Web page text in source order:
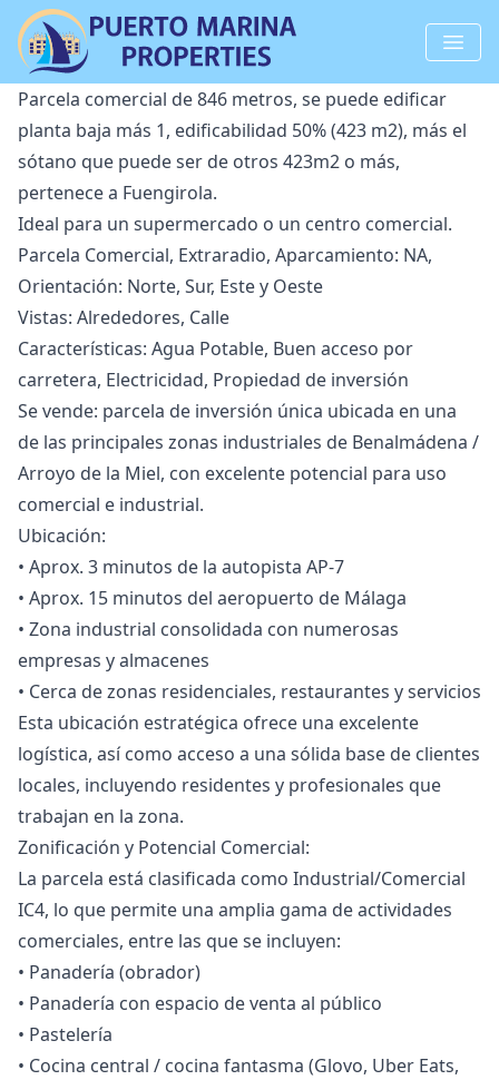
Parcela comercial de 846 metros, se puede edificar
planta baja más 1, edificabilidad 50% (423 m2), más el
sótano que puede ser de otros 423m2 o más,
pertenece a Fuengirola.
Ideal para un supermercado o un centro comercial.
Parcela Comercial, Extraradio, Aparcamiento: NA,
Orientación: Norte, Sur, Este y Oeste
Vistas: Alrededores, Calle
Características: Agua Potable, Buen acceso por
carretera, Electricidad, Propiedad de inversión
Se vende: parcela de inversión única ubicada en una
de las principales zonas industriales de Benalmádena /
Arroyo de la Miel, con excelente potencial para uso
comercial e industrial.
Ubicación:
• Aprox. 3 minutos de la autopista AP-7
• Aprox. 15 minutos del aeropuerto de Málaga
• Zona industrial consolidada con numerosas
empresas y almacenes
• Cerca de zonas residenciales, restaurantes y servicios
Esta ubicación estratégica ofrece una excelente
logística, así como acceso a una sólida base de clientes
locales, incluyendo residentes y profesionales que
trabajan en la zona.
Zonificación y Potencial Comercial:
La parcela está clasificada como Industrial/Comercial
IC4, lo que permite una amplia gama de actividades
comerciales, entre las que se incluyen:
• Panadería (obrador)
• Panadería con espacio de venta al público
• Pastelería
• Cocina central / cocina fantasma (Glovo, Uber Eats,